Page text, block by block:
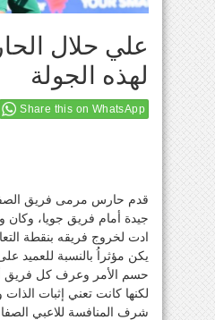
علي حلال
لهذه الجولة
Share this on WhatsApp
قدم حارس مرمى فريق
جيدة أمام فريق جويا، وكان
ادت لخروج فريقه بنقطة
يكن مؤثراُ بالنسبة للعميد
حسم الأمر وعرف كل فريق
لكنها كانت تعني إثبات
شرف المنافسة للاعبي